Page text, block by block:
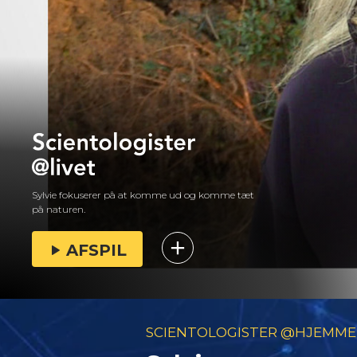
Sylvie fokuserer på at komme ud og komme tæt
på naturen.
AFSPIL
SCIENTOLOGISTER @HJEMME